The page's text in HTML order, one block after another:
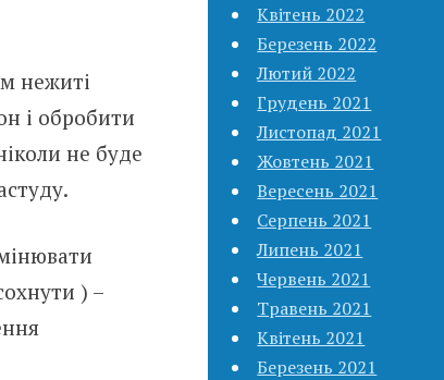
нежиті
і обробити
не буде
) –
Квітень 2022
Березень 2022
Лютий 2022
Грудень 2021
Листопад 2021
Жовтень 2021
Вересень 2021
Серпень 2021
Липень 2021
Червень 2021
Травень 2021
Квітень 2021
Березень 2021